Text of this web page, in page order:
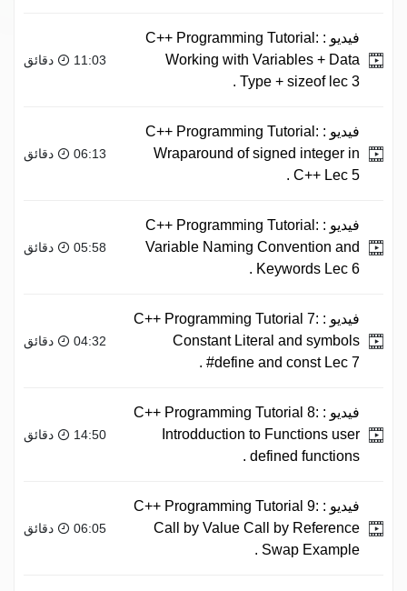
فيديو : C++ Programming Tutorial:
Working with Variables + Data
Type + sizeof lec 3 .
11:03 دقائق
فيديو : C++ Programming Tutorial:
Wraparound of signed integer in
C++ Lec 5 .
06:13 دقائق
فيديو : C++ Programming Tutorial:
Variable Naming Convention and
Keywords Lec 6 .
05:58 دقائق
فيديو : C++ Programming Tutorial 7:
Constant Literal and symbols
#define and const Lec 7 .
04:32 دقائق
فيديو : C++ Programming Tutorial 8:
Introdduction to Functions user
defined functions .
14:50 دقائق
فيديو : C++ Programming Tutorial 9:
Call by Value Call by Reference
Swap Example .
06:05 دقائق